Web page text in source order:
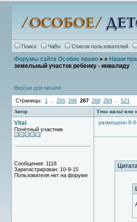
Поиск ЧаВо Список пользователей
Форумы сайта Особое право» » Наши
земельный участок ребенку - инвалиду
Версия для печати
Страницы: 1 265 266 267 268 269.. 521
Автор Тема жильё или
Vital
Почётный участник
Сообщения: 1118
Зарегистрирован: 10-9-15
Пользователя нет на форуме
размещено 8-